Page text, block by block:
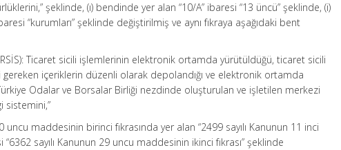
şeklinde, (ı) bendinde yer alan “10/A” ibaresi “13 üncü” şeklinde, (i)
“kurumları” şeklinde değiştirilmiş ve aynı fıkraya aşağıdaki bent
Ticaret sicili işlemlerinin elektronik ortamda yürütüldüğü, ticaret sicili
gereken içeriklerin düzenli olarak depolandığı ve elektronik ortamda
Odalar ve Borsalar Birliği nezdinde oluşturulan ve işletilen merkezi
sistemini,”
uncu maddesinin birinci fıkrasında yer alan “2499 sayılı Kanunun 11 inci
“6362 sayılı Kanunun 29 uncu maddesinin ikinci fıkrası” şeklinde